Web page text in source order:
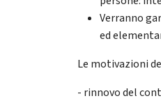
Verranno
ed
Le motivazioni
- rinnovo del